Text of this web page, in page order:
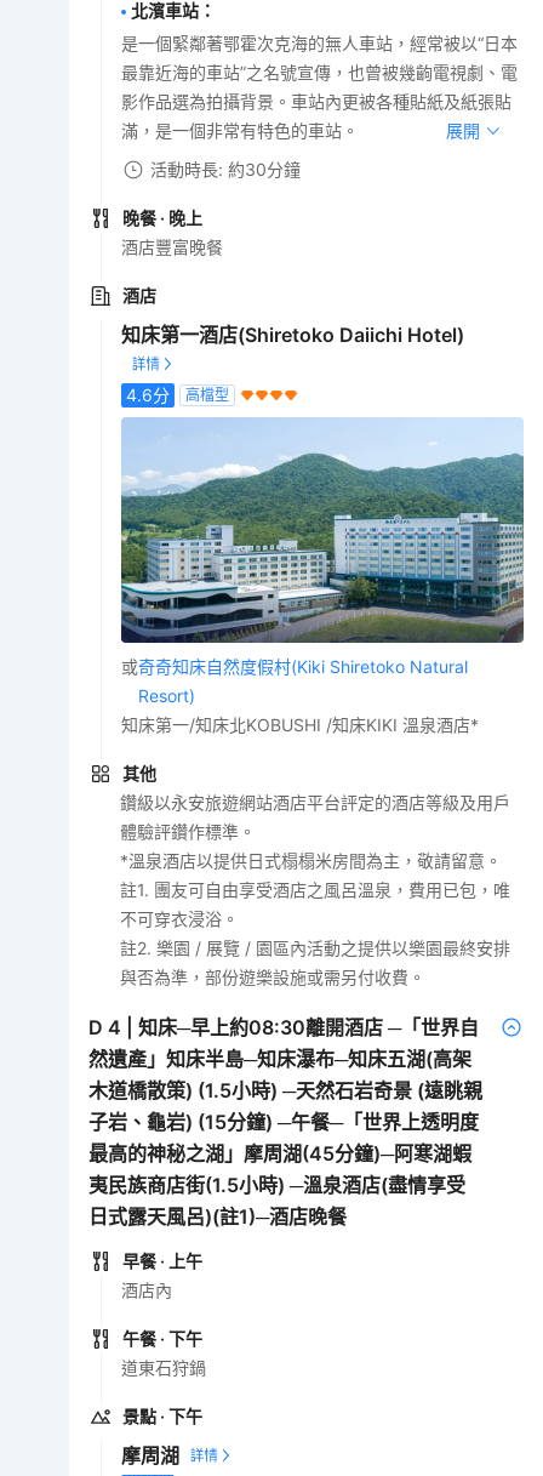
北濱車站 ：
是一個緊鄰著鄂霍次克海的無人車站，經常被以“日本
最靠近海的車站”之名號宣傳，也曾被幾齣電視劇、電
影作品選為拍攝背景。車站內更被各種貼紙及紙張貼
滿，是一個非常有特色的車站。
展開
活動時長: 約30分鐘
晚餐 · 晚上
酒店豐富晚餐
酒店
知床第一酒店(Shiretoko Daiichi Hotel)
4.6分 高檔型
或奇奇知床自然度假村(Kiki Shiretoko Natural
Resort)
知床第一/知床北KOBUSHI /知床KIKI 溫泉酒店*
其他
鑽級以永安旅遊網站酒店平台評定的酒店等級及用戶
體驗評鑽作標準。
*溫泉酒店以提供日式榻榻米房間為主，敬請留意。
註1. 團友可自由享受酒店之風呂溫泉，費用已包，唯
不可穿衣浸浴。
註2. 樂園 / 展覽 / 園區內活動之提供以樂園最終安排
與否為準，部份遊樂設施或需另付收費。
D4 |知床─早上約08:30離開酒店 ─「世界自
然遺產」知床半島─知床瀑布─知床五湖(高架
木道橋散策) (1.5小時) ─天然石岩奇景 (遠眺親
子岩、龜岩) (15分鐘) ─午餐─「世界上透明度
最高的神秘之湖」摩周湖(45分鐘)─阿寒湖蝦
夷民族商店街(1.5小時) ─溫泉酒店(盡情享受
日式露天風呂)(註1)─酒店晚餐
早餐 · 上午
酒店內
午餐 · 下午
道東石狩鍋
景點 · 下午
摩周湖